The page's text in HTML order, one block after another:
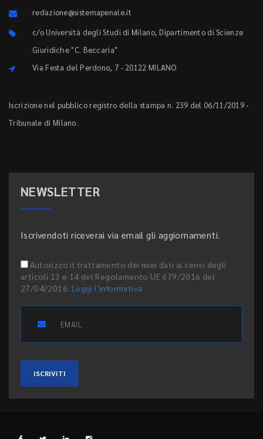
redazione@sistemapenale.it
c/o Università degli Studi di Milano, Dipartimento di Scienze
Giuridiche "C. Beccaria"
Via Festa del Perdono, 7 - 20122 MILANO
Iscrizione nel pubblico registro della stampa n. 239 del 06/11/2019 -
Tribunale di Milano.
NEWSLETTER
Iscrivendoti riceverai via email gli aggiornamenti.
Autorizzo il trattamento dei miei dati ai sensi degli
articoli 13 e 14 del Regolamento UE 679/2016 del
27/04/2016. Leggi l'informativa
ISCRIVITI